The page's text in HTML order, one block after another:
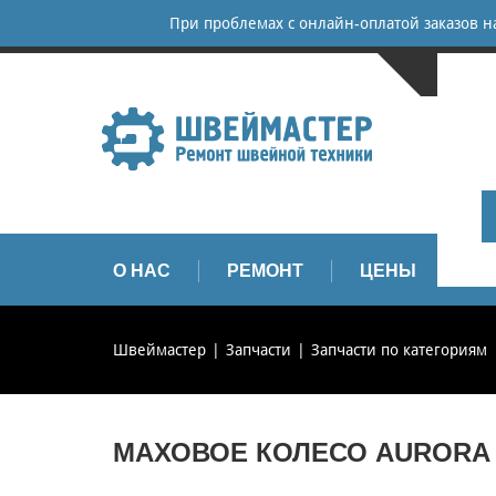
При проблемах с онлайн-оплатой заказов
О НАС РЕМОНТ ЦЕНЫ
Швеймастер Запчасти Запчасти по категориям
МАХОВОЕ КОЛЕСО AURORA